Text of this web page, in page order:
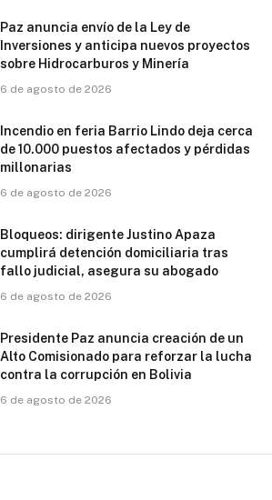
Paz anuncia envío de la Ley de
Inversiones y anticipa nuevos proyectos
sobre Hidrocarburos y Minería
6 de agosto de 2026
Incendio en feria Barrio Lindo deja cerca
de 10.000 puestos afectados y pérdidas
millonarias
6 de agosto de 2026
Bloqueos: dirigente Justino Apaza
cumplirá detención domiciliaria tras
fallo judicial, asegura su abogado
6 de agosto de 2026
Presidente Paz anuncia creación de un
Alto Comisionado para reforzar la lucha
contra la corrupción en Bolivia
6 de agosto de 2026